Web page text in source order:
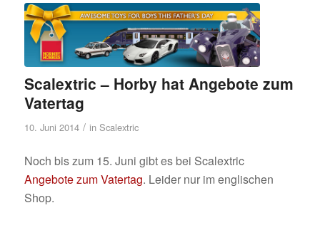
Scalextric – Horby hat Angebote zum
Vatertag
10. Juni 2014 / in Scalextric
Noch bis zum 15. Juni gibt es bei Scalextric
Angebote zum Vatertag. Leider nur im englischen
Shop.